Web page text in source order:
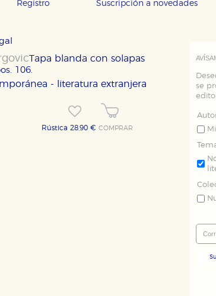
Registro Suscripción a novedades
106.
Tapa blanda con solapas
- literatura extranjera
Rústica 28,90 €COMPRAR
se